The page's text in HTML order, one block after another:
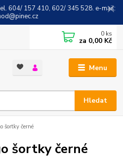
604/ 157 410, 602/ 345 528. e-mail:
Menu
Hledat
0 ks
za 0,00 Kč
šortky černé
šortky černé